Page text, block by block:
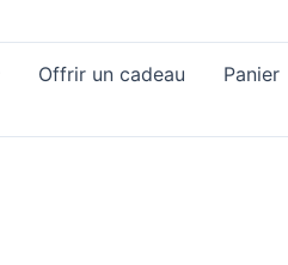
Offrir un cadeau
Panier